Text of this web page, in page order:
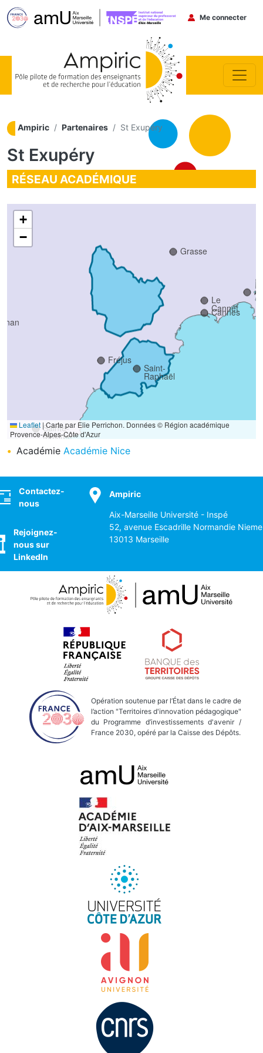
Menu du
Me connecter
Ampiric Partenaires St Exupéry
St Exupéry
RÉSEAU ACADÉMIQUE
Cannes
Fréjus
Grasse
Le
Cannet
Saint-
Raphaël
Tropez
Sainte-
Maxime
+
−
Leaflet |Carte par Elie Perrichon. Données © Région académique
Provence-Alpes-Côte d'Azur
Académie Académie Nice
Contactez-
nous
Rejoignez-
nous sur
LinkedIn
Ampiric
Aix-Marseille Université - Inspé
52, avenue Escadrille Normandie
13013 Marseille
Opération soutenue par l’État dans le cadre de
l’action "Territoires d'innovation pédagogique"
du Programme d’investissements d'avenir /
France 2030, opéré par la Caisse des Dépôts.